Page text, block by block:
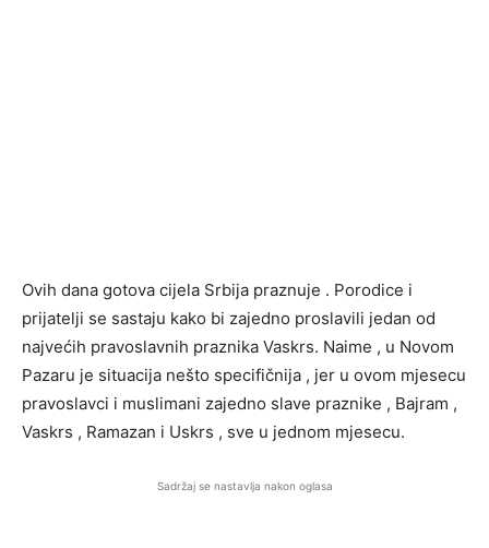
Ovih dana gotova cijela Srbija praznuje . Porodice i
prijatelji se sastaju kako bi zajedno proslavili jedan od
najvećih pravoslavnih praznika Vaskrs. Naime , u Novom
Pazaru je situacija nešto specifičnija , jer u ovom mjesecu
pravoslavci i muslimani zajedno slave praznike , Bajram ,
Vaskrs , Ramazan i Uskrs , sve u jednom mjesecu.
Sadržaj se nastavlja nakon oglasa